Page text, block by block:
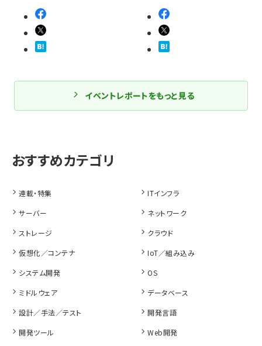
イベントレポートをもっと見る
連載・特集
ITインフラ
サーバー
ネットワーク
ストレージ
クラウド
仮想化／コンテナ
IoT／組み込み
システム開発
OS
ミドルウェア
データベース
設計／手法／テスト
開発言語
開発ツール
Web開発